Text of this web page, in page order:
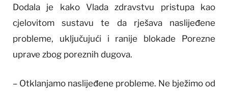
Dodala je kako Vlada zdravstvu pristupa kao
cjelovitom sustavu te da rješava naslijeđene
probleme, uključujući i ranije blokade Porezne
uprave zbog poreznih dugova.
– Otklanjamo naslijeđene probleme. Ne bježimo od